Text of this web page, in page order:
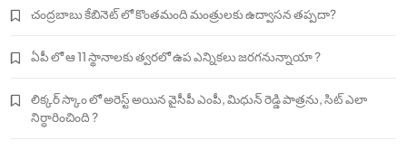
చంద్రబాబు కేబినెట్ లో కొంతమంది మంత్రులకు ఉద్వాసన తప్పదా?
ఏపీ లో ఆ 11 స్థానాలకు త్వరలో ఉప ఎన్నికలు జరగనున్నాయా ?
లిక్కర్ స్కాం లో అరెస్ట్ అయిన వైసీపీ ఎంపీ, మిధున్ రెడ్డి పాత్రను, సిట్ ఎలా
నిర్ధారించింది ?